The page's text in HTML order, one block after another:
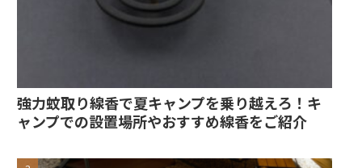
強力蚊取り線香で夏キャンプを乗り越えろ！キ
ャンプでの設置場所やおすすめ線香をご紹介